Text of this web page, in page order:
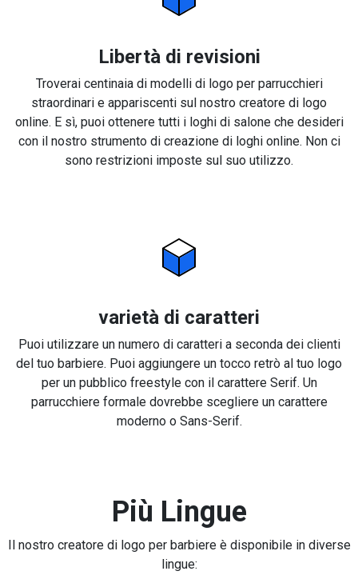
Libertà di revisioni
Troverai centinaia di modelli di logo per parrucchieri
straordinari e appariscenti sul nostro creatore di logo
online. E sì, puoi ottenere tutti i loghi di salone che desideri
con il nostro strumento di creazione di loghi online. Non ci
sono restrizioni imposte sul suo utilizzo.
varietà di caratteri
Puoi utilizzare un numero di caratteri a seconda dei clienti
del tuo barbiere. Puoi aggiungere un tocco retrò al tuo logo
per un pubblico freestyle con il carattere Serif. Un
parrucchiere formale dovrebbe scegliere un carattere
moderno o Sans-Serif.
Più Lingue
Il nostro creatore di logo per barbiere è disponibile in diverse
lingue: